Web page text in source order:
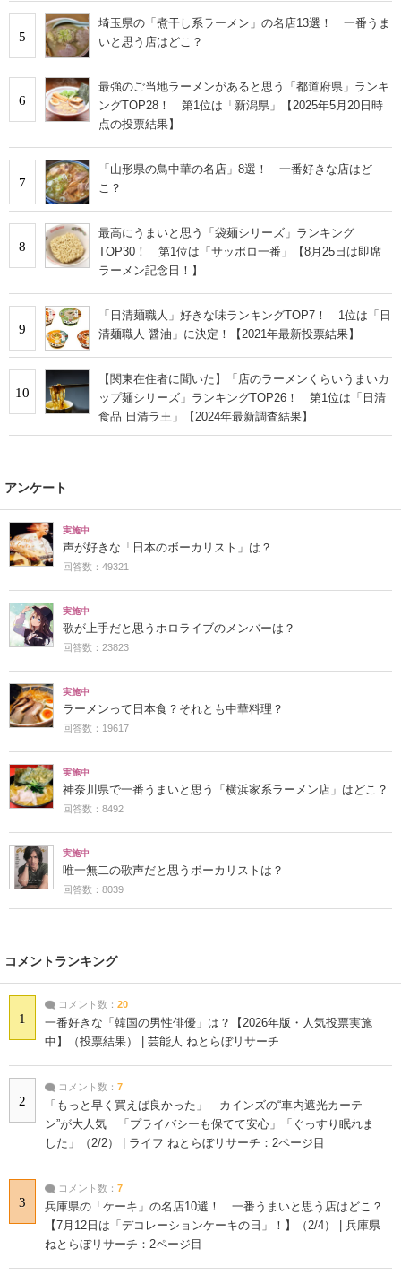
5
埼玉県の「煮干し系ラーメン」の名店13選！ 一番うま
いと思う店はどこ？
6
最強のご当地ラーメンがあると思う「都道府県」ランキ
ングTOP28！ 第1位は「新潟県」【2025年5月20日時
点の投票結果】
7
「山形県の鳥中華の名店」8選！ 一番好きな店はど
こ？
8
最高にうまいと思う「袋麺シリーズ」ランキング
TOP30！ 第1位は「サッポロ一番」【8月25日は即席
ラーメン記念日！】
9
「日清麺職人」好きな味ランキングTOP7！ 1位は「日
清麺職人 醤油」に決定！【2021年最新投票結果】
10
【関東在住者に聞いた】「店のラーメンくらいうまいカ
ップ麺シリーズ」ランキングTOP26！ 第1位は「日清
食品 日清ラ王」【2024年最新調査結果】
アンケート
実施中
声が好きな「日本のボーカリスト」は？
回答数：49321
実施中
歌が上手だと思うホロライブのメンバーは？
回答数：23823
実施中
ラーメンって日本食？それとも中華料理？
回答数：19617
実施中
神奈川県で一番うまいと思う「横浜家系ラーメン店」はどこ？
回答数：8492
実施中
唯一無二の歌声だと思うボーカリストは？
回答数：8039
コメントランキング
1
コメント数： 20
一番好きな「韓国の男性俳優」は？【2026年版・人気投票実施
中】（投票結果） | 芸能人 ねとらぼリサーチ
2
コメント数： 7
「もっと早く買えば良かった」 カインズの“車内遮光カーテ
ン”が大人気 「プライバシーも保てて安心」「ぐっすり眠れま
した」（2/2） | ライフ ねとらぼリサーチ：2ページ目
3
コメント数： 7
兵庫県の「ケーキ」の名店10選！ 一番うまいと思う店はどこ？
【7月12日は「デコレーションケーキの日」！】（2/4） | 兵庫県
ねとらぼリサーチ：2ページ目